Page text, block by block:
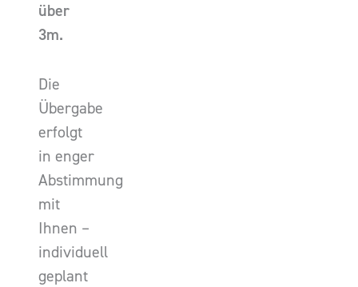
über
3m.
Die
Übergabe
erfolgt
in enger
Abstimmung
mit
Ihnen –
individuell
geplant